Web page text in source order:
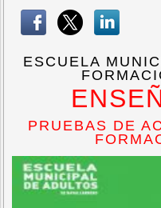
ESCUELA
PRUEBAS DE